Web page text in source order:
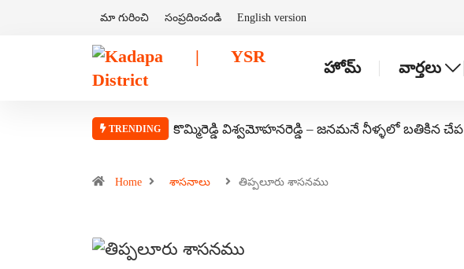
మా గురించి సంప్రదించండి English version
హోమ్ వార్తలు
TRENDING కొమ్మిరెడ్డి విశ్వమోహనరెడ్డి – జనమనే నీళ్ళలో బతికిన చేప
Home శాసనాలు తిప్పలూరు శాసనము